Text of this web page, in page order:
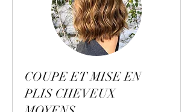
COUPE ET MISE EN
PLIS CHEVEUX